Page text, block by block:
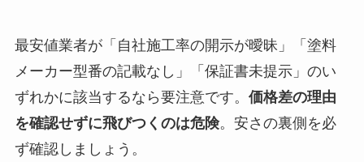
最安値業者が「自社施工率の開示が曖昧」「塗料
メーカー型番の記載なし」「保証書未提示」のい
ずれかに該当するなら要注意です。 価格差の理由
を確認せずに飛びつくのは危険。安さの裏側を必
ず確認しましょう。